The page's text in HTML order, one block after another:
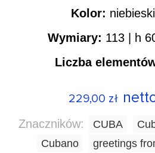
Kolor: niebieski
Wymiary: 113 | h
Liczba
229,00 zł
Znaczników: CUBA
Cubano
greetings